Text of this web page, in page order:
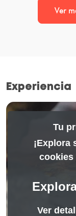
Ver
Experiencia
Tu
¡Explora
cookies
Ver